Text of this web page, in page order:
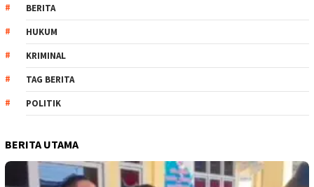
BERITA
HUKUM
KRIMINAL
TAG BERITA
POLITIK
BERITA UTAMA